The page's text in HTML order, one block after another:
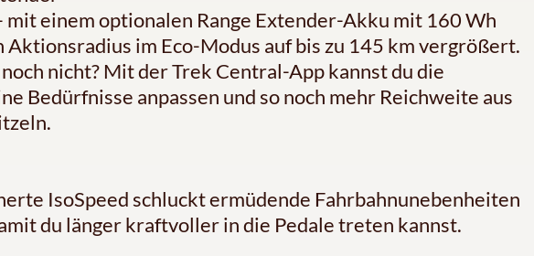
mit einem optionalen Range Extender-Akku mit 160 Wh
Aktionsradius im Eco-Modus auf bis zu 145 km vergrößert.
nicht? Mit der Trek Central-App kannst du die
Bedürfnisse anpassen und so noch mehr Reichweite aus
IsoSpeed schluckt ermüdende Fahrbahnunebenheiten
du länger kraftvoller in die Pedale treten kannst.